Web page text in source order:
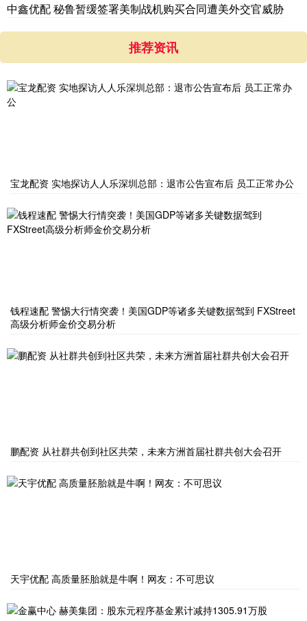
中鑫优配 秘鲁暂缓签署美制战机购买合同遭美外交官威胁
推荐资讯
宝龙配资 实地探访人人乐深圳总部：退市公告宣布后 员工正常办公
钱程速配 警惕大行情突袭！美国GDP等诸多关键数据驾到 FXStreet
高级分析师金价交易分析
鹏配资 从社群共创到社区共荣，未来方洲首届社群共创大会召开
天宇优配 高质量胚胎就是牛啊！网友：不可思议